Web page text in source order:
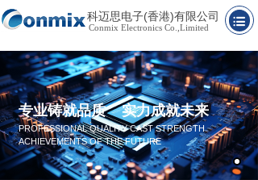
科迈思电子(香港)有限公司
Conmix Electronics Co.,Limited
专业铸就品质 实力成就未来
PROFESSIONAL QUALITY CAST STRENGTH
ACHIEVEMENTS OF THE FUTURE